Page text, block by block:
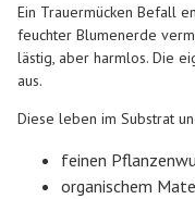
Ein Trauermücken Befall
feuchter Blumenerde
lästig, aber harmlos. Die
aus.
Diese leben im Substrat
feinen
organischem